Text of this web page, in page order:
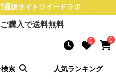
通販サイト ツイードラボ
購入で送料無料
0 0
検索 人気ランキング